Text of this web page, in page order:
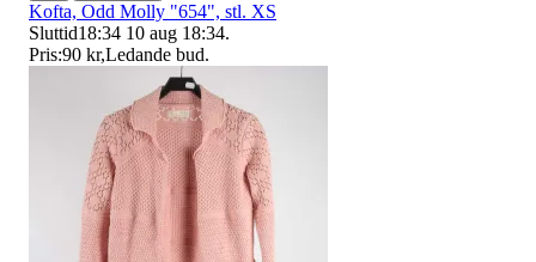
Kofta, Odd Molly "654", stl. XS
Sluttid18:34 10 aug 18:34.
Pris:90 kr,Ledande bud.